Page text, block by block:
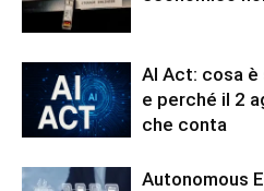
AI Act: cosa
e perché il 2
che conta
Autonomous